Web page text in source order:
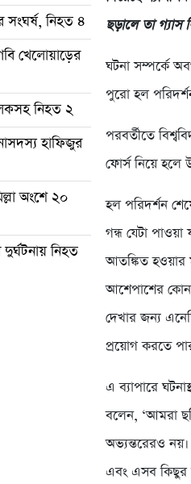
সংঘর্ষ, নিহত ৪
খেলোয়াড়ের
নিহত ২
হাফিজুর
অংশে ২০
নিহত
ছড়ালে তা গ্যাস
ঘটনা সম্পর্কে
পুরো হল
পরবর্তীতে
ফোর্স নিয়ে
হল পরিদর্শন
গন্ধ যেটা পাওয়া
আতঙ্কিত হওয়ার
আশেপাশের কোন
দেখার জন্য
প্রয়োগ করতে
এ ব্যাপারে
বলেন, ‘আমরা
অভ্যন্তরেরও
এবং এসব কিছুর